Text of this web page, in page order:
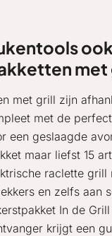
met
met grill zijn
met de
een geslaagde
maar liefst 15
raclette grill
en zelfs aan
In de
krijgt een